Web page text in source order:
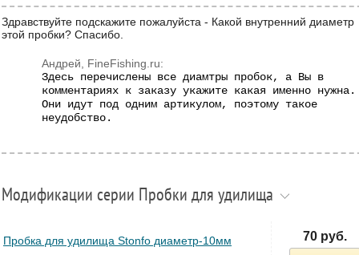
Здравствуйте подскажите пожалуйста - Какой внутренний диаметр
этой пробки? Спасибо.
Андрей, FineFishing.ru:
Здесь перечислены все диамтры пробок, а Вы в
комментариях к заказу укажите какая именно нужна.
Они идут под одним артикулом, поэтому такое
неудобство.
Модификации серии Пробки для удилища
Пробка для удилища Stonfo диаметр-10мм 70 руб.